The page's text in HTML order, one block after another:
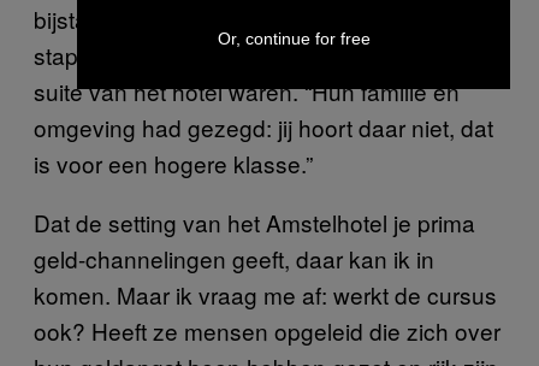
bijstandstrekkers voor wie het al een grote
stap was dat ze überhaupt in de penthouse-
suite van het hotel waren. “Hun familie en
omgeving had gezegd: jij hoort daar niet, dat
is voor een hogere klasse.”
Dat de setting van het Amstelhotel je prima
geld-channelingen geeft, daar kan ik in
komen. Maar ik vraag me af: werkt de cursus
ook? Heeft ze mensen opgeleid die zich over
Or, continue for free